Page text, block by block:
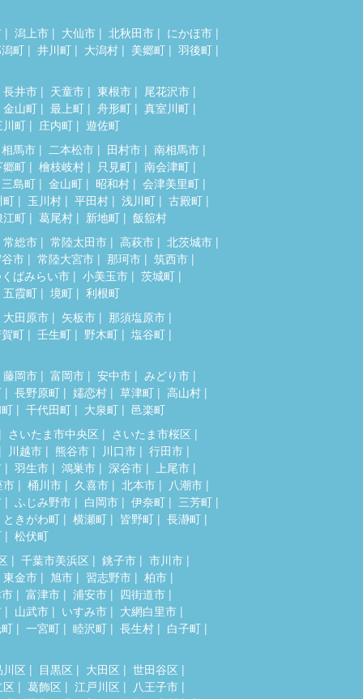
潟上市 大仙市 北秋田市
にかほ市
町
井川町 大潟村 美郷町 羽後町
長井市 天童市 東根市
尾花沢市
金山町
最上町 舟形町
真室川町
川町
庄内町
遊佐町
相馬市
二本松市 田村市
南相馬市
郷町
檜枝岐村 只見町
南会津町
三島町
金山町 昭和村
会津美里町
町
玉川村 平田村 浅川町
古殿町
江町
葛尾村 新地町
飯舘村
常総市
常陸太田市 高萩市
北茨城市
市
常陸大宮市 那珂市
筑西市
ばみらい市
小美玉市
茨城町
五霞町
境町
利根町
大田原市
矢板市
那須塩原市
町
壬生町 野木町 塩谷町
藤岡市 富岡市 安中市
みどり市
長野原町 嬬恋村 草津町
高山村
千代田町 大泉町
邑楽町
さいたま市中央区
さいたま市桜区
川越市
熊谷市 川口市
行田市
羽生市 鴻巣市 深谷市
上尾市
市
桶川市 久喜市 北本市
八潮市
ふじみ野市 白岡市 伊奈町
三芳町
ときがわ町
横瀬町 皆野町
長瀞町
松伏町
千葉市美浜区 銚子市
市川市
東金市
旭市 習志野市
柏市
富津市 浦安市
四街道市
山武市 いすみ市
大網白里市
一宮町 睦沢町 長生村 白子町
川区 目黒区 大田区
世田谷区
葛飾区 江戸川区
八王子市